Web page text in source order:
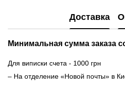
Доставка
Минимальная сумма заказа
Для виписки счета - 1000 грн
– На отделение «Новой почты» в